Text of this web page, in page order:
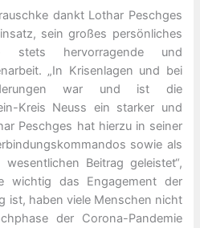
dankt Lothar Peschges
sein großes persönliches
stets hervorragende und
„In Krisenlagen und bei
war und ist die
Kreis Neuss ein starker und
Peschges hat hierzu in seiner
sowie als
Beitrag geleistet“,
wichtig das Engagement der
ist, haben viele Menschen nicht
der Corona-Pandemie